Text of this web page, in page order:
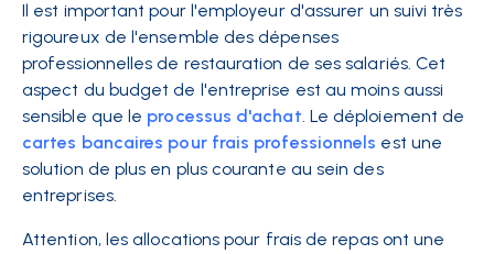
Il est important pour l'employeur d'assurer un suivi très
rigoureux de l'ensemble des dépenses
professionnelles de restauration de ses salariés. Cet
aspect du budget de l'entreprise est au moins aussi
sensible que le processus d'achat. Le déploiement de
cartes bancaires pour frais professionnels est une
solution de plus en plus courante au sein des
entreprises.
Attention, les allocations pour frais de repas ont une